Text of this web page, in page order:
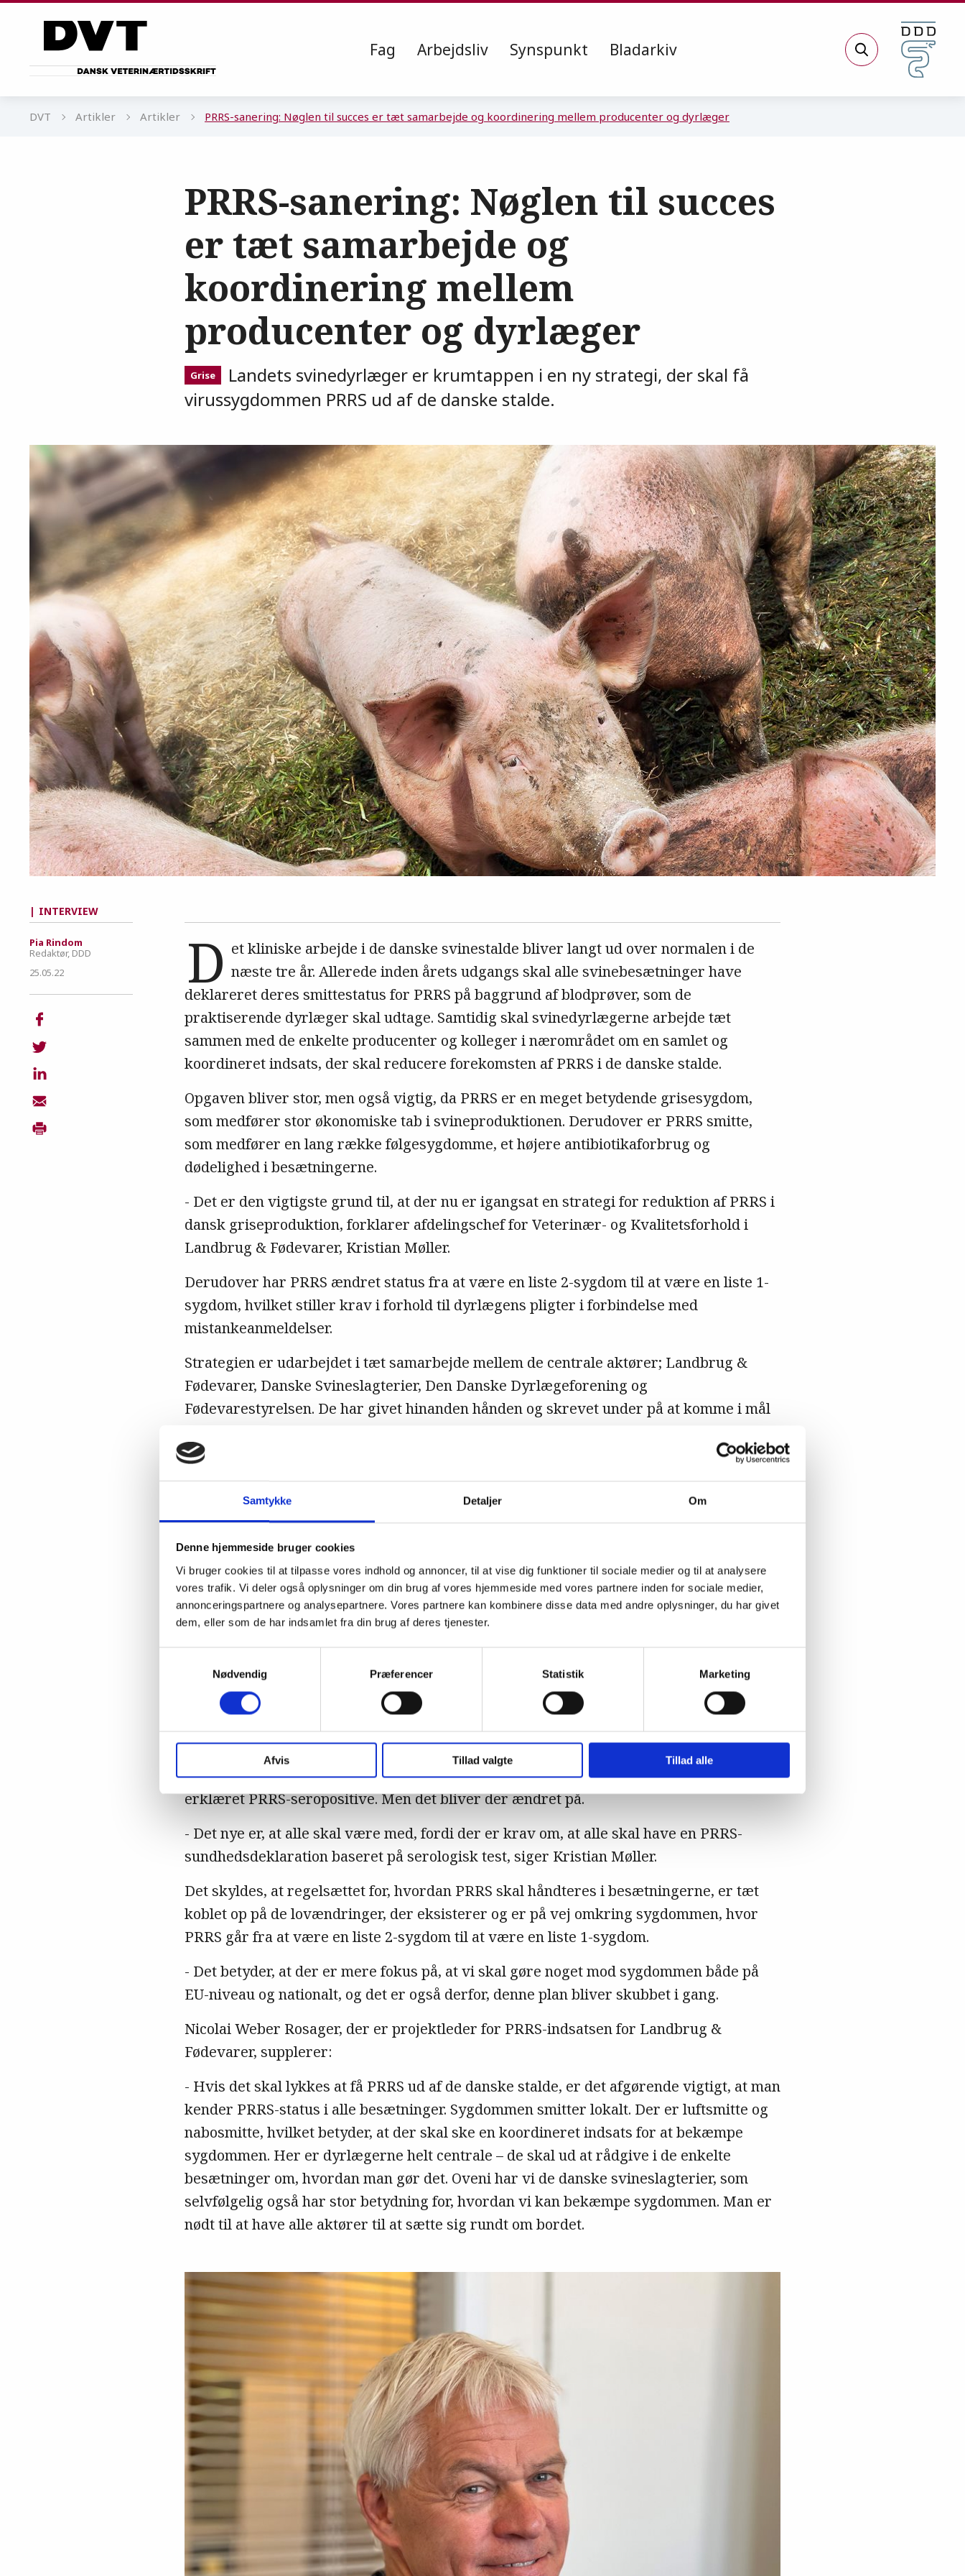
Samtykke Detaljer Om
Denne hjemmeside bruger cookies
Vi bruger cookies til at tilpasse vores indhold og annoncer, til at vise dig funktioner til sociale medier og til at analysere
vores trafik. Vi deler også oplysninger om din brug af vores hjemmeside med vores partnere inden for sociale medier,
annonceringspartnere og analysepartnere. Vores partnere kan kombinere disse data med andre oplysninger, du har givet
dem, eller som de har indsamlet fra din brug af deres tjenester.
Nødvendig
Præferencer Statistik Marketing
Afvis Tillad valgte Tillad alle
Fag Arbejdsliv Synspunkt Bladarkiv Søg
DVT Artikler Artikler PRRS-sanering: Nøglen til succes er tæt samarbejde og koordinering mellem producenter og dyrlæger
PRRS-sanering: Nøglen til succes
er tæt samarbejde og
koordinering mellem
producenter og dyrlæger
Grise
Landets svinedyrlæger er krumtappen i en ny strategi, der skal få
virussygdommen PRRS ud af de danske stalde.
INTERVIEW
Pia Rindom
Redaktør, DDD
25.05.22
D et kliniske arbejde i de danske svinestalde bliver langt ud over normalen i de
næste tre år. Allerede inden årets udgangs skal alle svinebesætninger have
deklareret deres smittestatus for PRRS på baggrund af blodprøver, som de
praktiserende dyrlæger skal udtage. Samtidig skal svinedyrlægerne arbejde tæt
sammen med de enkelte producenter og kolleger i nærområdet om en samlet og
koordineret indsats, der skal reducere forekomsten af PRRS i de danske stalde.
Opgaven bliver stor, men også vigtig, da PRRS er en meget betydende grisesygdom,
som medfører stor økonomiske tab i svineproduktionen. Derudover er PRRS smitte,
som medfører en lang række følgesygdomme, et højere antibiotikaforbrug og
dødelighed i besætningerne.
- Det er den vigtigste grund til, at der nu er igangsat en strategi for reduktion af PRRS i
dansk griseproduktion, forklarer afdelingschef for Veterinær- og Kvalitetsforhold i
Landbrug & Fødevarer, Kristian Møller.
Derudover har PRRS ændret status fra at være en liste 2-sygdom til at være en liste 1-
sygdom, hvilket stiller krav i forhold til dyrlægens pligter i forbindelse med
mistankeanmeldelser.
Strategien er udarbejdet i tæt samarbejde mellem de centrale aktører; Landbrug &
Fødevarer, Danske Svineslagterier, Den Danske Dyrlægeforening og
Fødevarestyrelsen. De har givet hinanden hånden og skrevet under på at komme i mål
For slagtegrise er målet, at 75 % er deklarerede PRRS-antistof-negative i 2025, og det
Hvis det skal lykkes at få PRRS ud af de danske stalde,
er det afgørende vigtigt, at man kender PRRS-status i
alle besætninger.
Alle skal have en sundhedsdeklaration
Hidtil har det været frivilligt for producenterne at deklarere deres PRRS-status baseret
på antistoffer mod virussygdommen, som håndteres af SPF-systemet.
Som det er nu, er godt og vel 80 % af landets sobesætninger med i SPF-systemet, og ca.
40% af dem er deklareret PRRS-seropositive. For slagtegrisebesætninger er der et
stort mørketal, da kun 30 % er med i SPF-systemet – og af dem er ca. en tredjedel
erklæret PRRS-seropositive. Men det bliver der ændret på.
- Det nye er, at alle skal være med, fordi der er krav om, at alle skal have en PRRS-
sundhedsdeklaration baseret på serologisk test, siger Kristian Møller.
Det skyldes, at regelsættet for, hvordan PRRS skal håndteres i besætningerne, er tæt
koblet op på de lovændringer, der eksisterer og er på vej omkring sygdommen, hvor
PRRS går fra at være en liste 2-sygdom til at være en liste 1-sygdom.
- Det betyder, at der er mere fokus på, at vi skal gøre noget mod sygdommen både på
EU-niveau og nationalt, og det er også derfor, denne plan bliver skubbet i gang.
Nicolai Weber Rosager, der er projektleder for PRRS-indsatsen for Landbrug &
Fødevarer, supplerer:
- Hvis det skal lykkes at få PRRS ud af de danske stalde, er det afgørende vigtigt, at man
kender PRRS-status i alle besætninger. Sygdommen smitter lokalt. Der er luftsmitte og
nabosmitte, hvilket betyder, at der skal ske en koordineret indsats for at bekæmpe
sygdommen. Her er dyrlægerne helt centrale – de skal ud at rådgive i de enkelte
besætninger om, hvordan man gør det. Oveni har vi de danske svineslagterier, som
selvfølgelig også har stor betydning for, hvordan vi kan bekæmpe sygdommen. Man er
nødt til at have alle aktører til at sætte sig rundt om bordet.